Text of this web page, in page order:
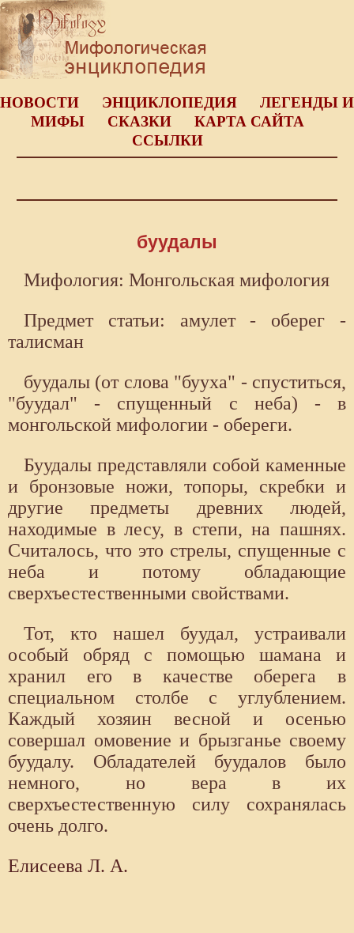
НОВОСТИ ЭНЦИКЛОПЕДИЯ
ЛЕГЕНДЫ И
МИФЫ
СКАЗКИ
КАРТА САЙТА
ССЫЛКИ
буудалы
Мифология: Монгольская мифология
Предмет статьи: амулет - оберег -
талисман
буудалы (от слова "бууха" - спуститься,
"буудал" - спущенный с неба) - в
монгольской мифологии - обереги.
Буудалы представляли собой каменные
и бронзовые ножи, топоры, скребки и
другие предметы древних людей,
находимые в лесу, в степи, на пашнях.
Считалось, что это стрелы, спущенные с
неба и потому обладающие
сверхъестественными свойствами.
Тот, кто нашел буудал, устраивали
особый обряд с помощью шамана и
хранил его в качестве оберега в
специальном столбе с углублением.
Каждый хозяин весной и осенью
совершал омовение и брызганье своему
буудалу. Обладателей буудалов было
немного, но вера в их
сверхъестественную силу сохранялась
очень долго.
Елисеева Л. А.